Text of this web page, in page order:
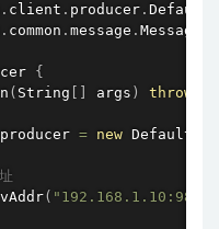
. client . producer .
. common . message . Message
{
( String args ) throws
= new
(